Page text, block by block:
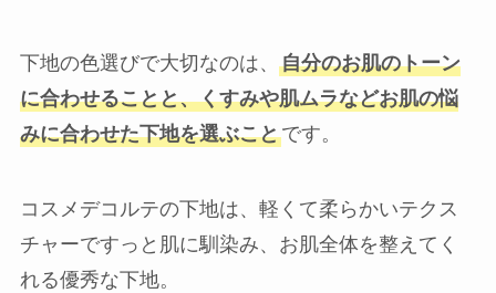
下地の色選びで大切なのは、 自分のお肌のトーン
に合わせることと、くすみや肌ムラなどお肌の悩
みに合わせた下地を選ぶことです。
コスメデコルテの下地は、軽くて柔らかいテクス
チャーですっと肌に馴染み、お肌全体を整えてく
れる優秀な下地。